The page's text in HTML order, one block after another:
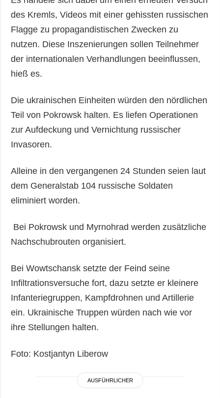
des Kremls, Videos mit einer gehissten russischen
Flagge zu propagandistischen Zwecken zu
nutzen. Diese Inszenierungen sollen Teilnehmer
der internationalen Verhandlungen beeinflussen,
hieß es.
Die ukrainischen Einheiten würden den nördlichen
Teil von Pokrowsk halten. Es liefen Operationen
zur Aufdeckung und Vernichtung russischer
Invasoren.
Alleine in den vergangenen 24 Stunden seien laut
dem Generalstab 104 russische Soldaten
eliminiert worden.
Bei Pokrowsk und Myrnohrad werden zusätzliche
Nachschubrouten organisiert.
Bei Wowtschansk setzte der Feind seine
Infiltrationsversuche fort, dazu setzte er kleinere
Infanteriegruppen, Kampfdrohnen und Artillerie
ein. Ukrainische Truppen würden nach wie vor
ihre Stellungen halten.
Foto: Kostjantyn Liberow
AUSFÜHRLICHER